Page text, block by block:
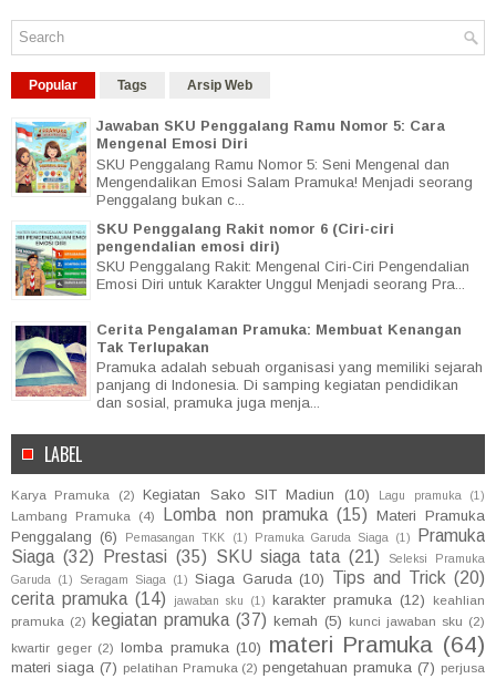
Popular Tags Arsip Web
Jawaban SKU Penggalang Ramu Nomor 5: Cara
Mengenal Emosi Diri
SKU Penggalang Ramu Nomor 5: Seni Mengenal dan
Mengendalikan Emosi Salam Pramuka! Menjadi seorang
Penggalang bukan c...
SKU Penggalang Rakit nomor 6 (Ciri-ciri
pengendalian emosi diri)
SKU Penggalang Rakit: Mengenal Ciri-Ciri Pengendalian
Emosi Diri untuk Karakter Unggul Menjadi seorang Pra...
Cerita Pengalaman Pramuka: Membuat Kenangan
Tak Terlupakan
Pramuka adalah sebuah organisasi yang memiliki sejarah
panjang di Indonesia. Di samping kegiatan pendidikan
dan sosial, pramuka juga menja...
LABEL
Karya Pramuka (2) Kegiatan Sako SIT Madiun (10) Lagu pramuka (1)
Lambang Pramuka (4) Lomba non pramuka (15) Materi Pramuka
Penggalang (6) Pemasangan TKK (1) Pramuka Garuda Siaga (1)
Pramuka
Siaga (32) Prestasi (35) SKU siaga tata (21)
Seleksi Pramuka
Garuda
(1) Seragam Siaga (1) Siaga Garuda (10) Tips and Trick (20)
cerita pramuka (14) jawaban sku (1) karakter pramuka (12)
keahlian
pramuka (2) kegiatan pramuka (37) kemah (5) kunci jawaban sku (2)
kwartir geger (2) lomba pramuka (10) materi Pramuka (64)
materi siaga (7) pelatihan Pramuka (2) pengetahuan pramuka (7) perjusa